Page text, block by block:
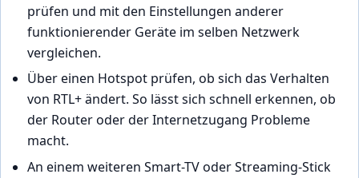
prüfen und mit den Einstellungen anderer
funktionierender Geräte im selben Netzwerk
vergleichen.
Über einen Hotspot prüfen, ob sich das Verhalten
von RTL+ ändert. So lässt sich schnell erkennen, ob
der Router oder der Internetzugang Probleme
macht.
An einem weiteren Smart-TV oder Streaming-Stick